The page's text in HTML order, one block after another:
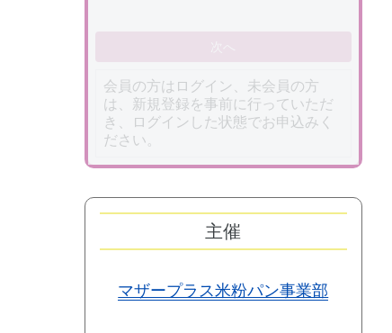
会員の方はログイン、未会員の方
は、新規登録を事前に行っていただ
き、ログインした状態でお申込みく
ださい。
主催
マザープラス米粉パン事業部